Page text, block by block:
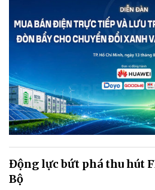
Động lực bứt phá thu hút
Bộ